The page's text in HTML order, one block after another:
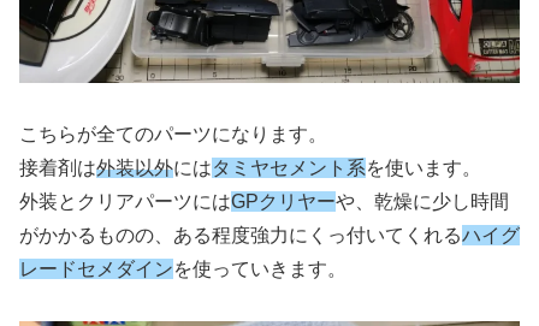
こちらが全てのパーツになります。
接着剤は外装以外にはタミヤセメント系を使います。
外装とクリアパーツにはGPクリヤーや、乾燥に少し時間
がかかるものの、ある程度強力にくっ付いてくれるハイグ
レードセメダインを使っていきます。